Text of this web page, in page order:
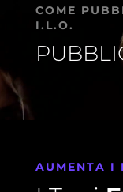
COME
I.L.O.
AUMENTA I